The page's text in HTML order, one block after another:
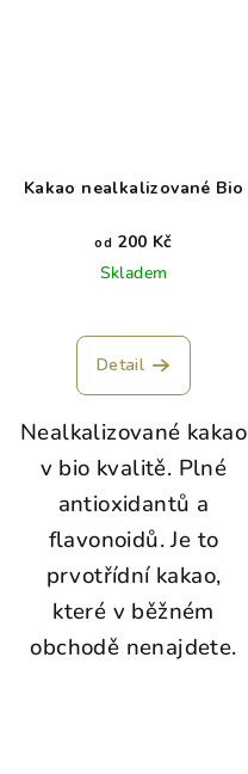
Kakao nealkalizované Bio
od 200 Kč
Skladem
Detail
Nealkalizované kakao
v bio kvalitě. Plné
antioxidantů a
flavonoidů. Je to
prvotřídní kakao,
které v běžném
obchodě nenajdete.